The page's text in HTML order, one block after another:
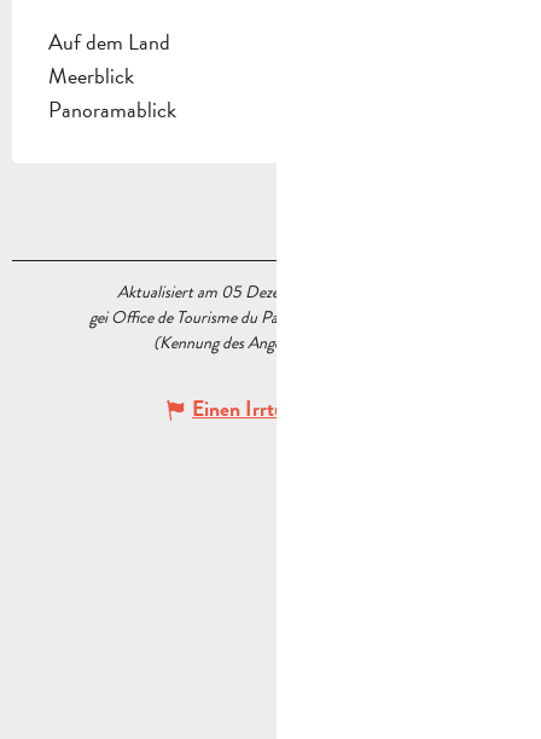
Auf dem Land
Meerblick
Panoramablick
Aktualisiert am 05 Dezember 2023 Um 15:42
gei Office de Tourisme du Pays d’Aubagne et de l’Étoile
(Kennung des Angebots :
Einen Irrtum angeben